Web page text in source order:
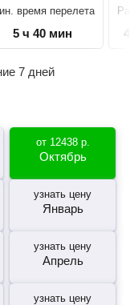
время перелета
5 ч 40 мин
7 дней
от 12438р.
Октябрь
узнать цену
Январь
узнать цену
Апрель
узнать цену